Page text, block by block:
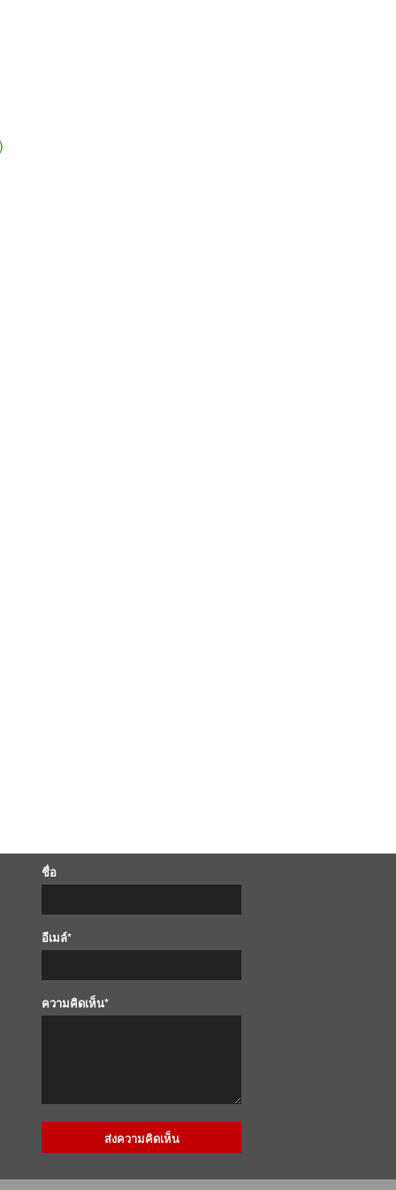
ชื่อ
อีเมล์*
ความคิดเห็น*